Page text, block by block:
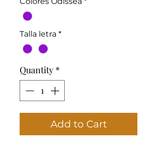
Talla letra *
Quantity *
Add to Cart